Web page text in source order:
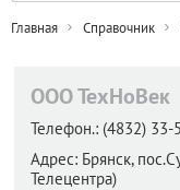
Главная Справочник
ООО ТехНоВек
Телефон.: (4832) 33-
Адрес: Брянск,
Телецентра)